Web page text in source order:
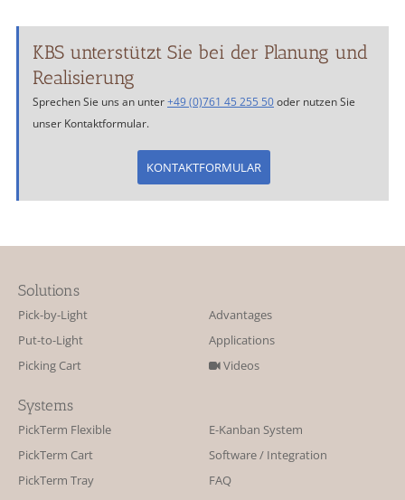
KBS unterstützt Sie bei der Planung und
Realisierung
Sprechen Sie uns an unter+49 (0)761 45 255 50oder nutzen Sie
unser Kontaktformular.
KONTAKTFORMULAR
Solutions
Pick-by-Light
Put-to-Light
Picking Cart
Advantages
Applications
Videos
Systems
PickTerm Flexible
PickTerm Cart
PickTerm Tray
E-Kanban System
Software / Integration
FAQ